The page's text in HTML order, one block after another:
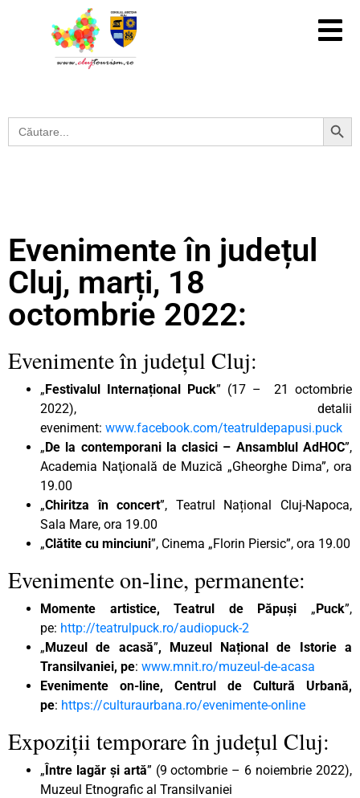
Search
for:
Search Button
Evenimente în județul
Cluj, marți, 18
octombrie 2022:
Evenimente în județul Cluj:
„Festivalul Internațional Puck” (17 – 21 octombrie
2022), detalii
eveniment: www.facebook.com/teatruldepapusi.puck
„De la contemporani la clasici – Ansamblul AdHOC”,
Academia Naţională de Muzică „Gheorghe Dima”, ora
19.00
„Chiritza în concert”, Teatrul Național Cluj-Napoca,
Sala Mare, ora 19.00
„Clătite cu minciuni”, Cinema „Florin Piersic”, ora 19.00
Evenimente on-line, permanente:
Momente artistice, Teatrul de Păpuși „Puck”,
pe: http://teatrulpuck.ro/audiopuck-2
„Muzeul de acasă”, Muzeul Național de Istorie a
Transilvaniei, pe: www.mnit.ro/muzeul-de-acasa
Evenimente on-line, Centrul de Cultură Urbană,
pe: https://culturaurbana.ro/evenimente-online
Expoziții temporare în județul Cluj:
„Între lagăr și artă” (9 octombrie – 6 noiembrie 2022),
Muzeul Etnografic al Transilvaniei